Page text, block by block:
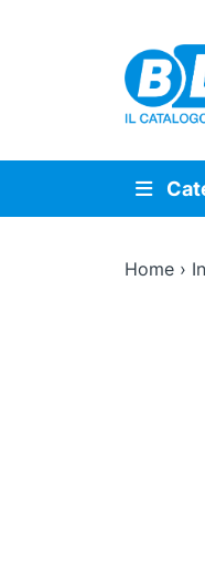
Vai al contenuto principale
Home›